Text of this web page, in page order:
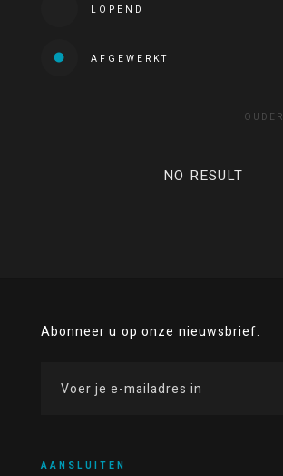
LOPEND
AFGEWERKT
OUDER
NO RESULT
Abonneer u op onze nieuwsbrief.
AANSLUITEN